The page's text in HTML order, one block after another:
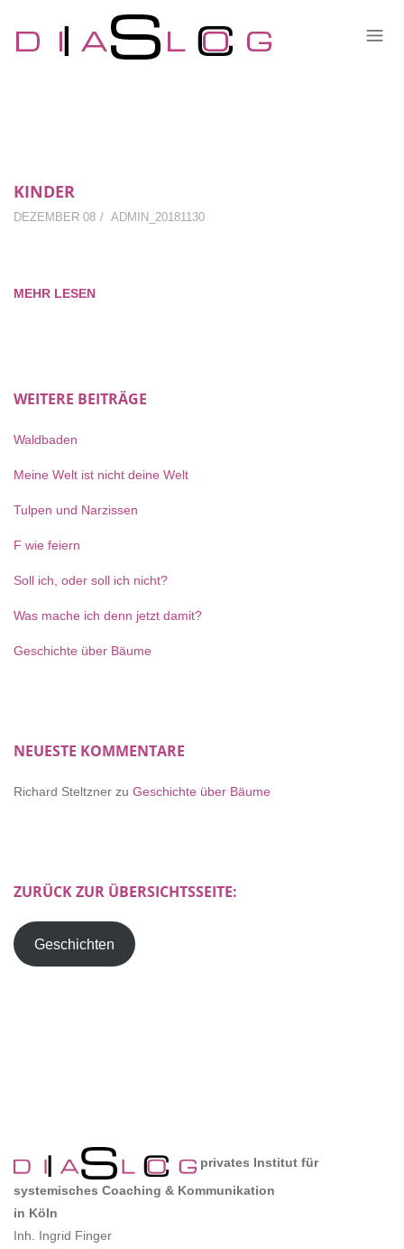
KINDER
DEZEMBER 08 ADMIN_20181130
MEHR LESEN
WEITERE BEITRÄGE
Waldbaden
Meine Welt ist nicht deine Welt
Tulpen und Narzissen
F wie feiern
Soll ich, oder soll ich nicht?
Was mache ich denn jetzt damit?
Geschichte über Bäume
NEUESTE KOMMENTARE
Richard Steltzner zu Geschichte über Bäume
ZURÜCK ZUR ÜBERSICHTSSEITE:
Geschichten
privates Institut für
systemisches Coaching & Kommunikation
in Köln
Inh. Ingrid Finger